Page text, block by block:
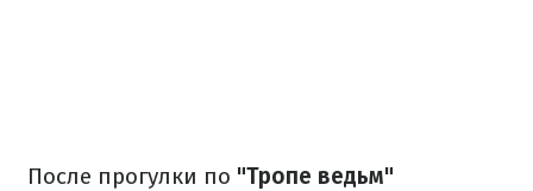
После прогулки по "Тропе ведьм"